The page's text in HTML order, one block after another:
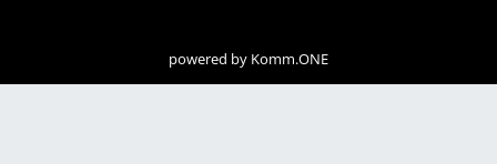
powered by Komm.ONE